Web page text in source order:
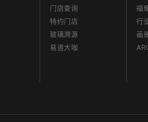
门店查询
特约门店
玻璃溯源
易道大咖
福
行
画